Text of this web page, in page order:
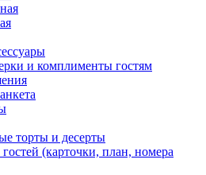
и комплименты гостям
торты и десерты
гостей (карточки, план, номера